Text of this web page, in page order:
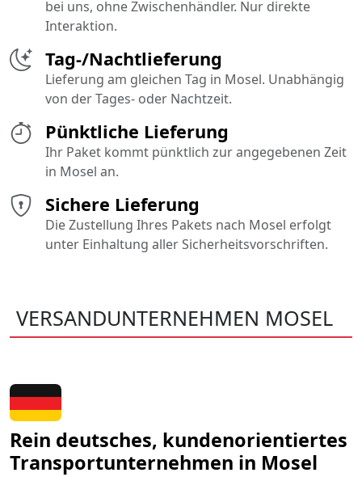
Pünktliche Lieferung
Ihr Paket kommt pünktlich zur angegebenen Zeit
in Mosel an.
Sichere Lieferung
Die Zustellung Ihres Pakets nach Mosel erfolgt
unter Einhaltung aller Sicherheitsvorschriften.
Tag-/Nachtlieferung
Lieferung am gleichen Tag in Mosel. Unabhängig
von der Tages- oder Nachtzeit.
bei uns, ohne Zwischenhändler. Nur direkte
Interaktion.
VERSANDUNTERNEHMEN MOSEL
Rein deutsches, kundenorientiertes
Transportunternehmen in Mosel